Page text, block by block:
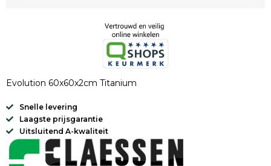
Evolution 60x60x2cm Titanium
Snelle levering
Laagste prijsgarantie
Uitsluitend A-kwaliteit